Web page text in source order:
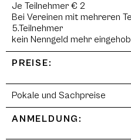
Je Teilnehmer € 2
Bei Vereinen mit mehreren
5.Teilnehmer
kein Nenngeld mehr
PREISE:
Pokale und Sachpreise
ANMELDUNG: